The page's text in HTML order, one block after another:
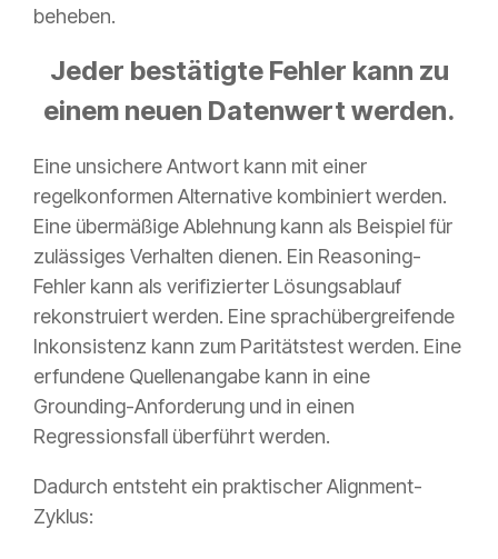
beheben.
Jeder bestätigte Fehler kann zu
einem neuen Datenwert werden.
Eine unsichere Antwort kann mit einer
regelkonformen Alternative kombiniert werden.
Eine übermäßige Ablehnung kann als Beispiel für
zulässiges Verhalten dienen. Ein Reasoning-
Fehler kann als verifizierter Lösungsablauf
rekonstruiert werden. Eine sprachübergreifende
Inkonsistenz kann zum Paritätstest werden. Eine
erfundene Quellenangabe kann in eine
Grounding-Anforderung und in einen
Regressionsfall überführt werden.
Dadurch entsteht ein praktischer Alignment-
Zyklus: